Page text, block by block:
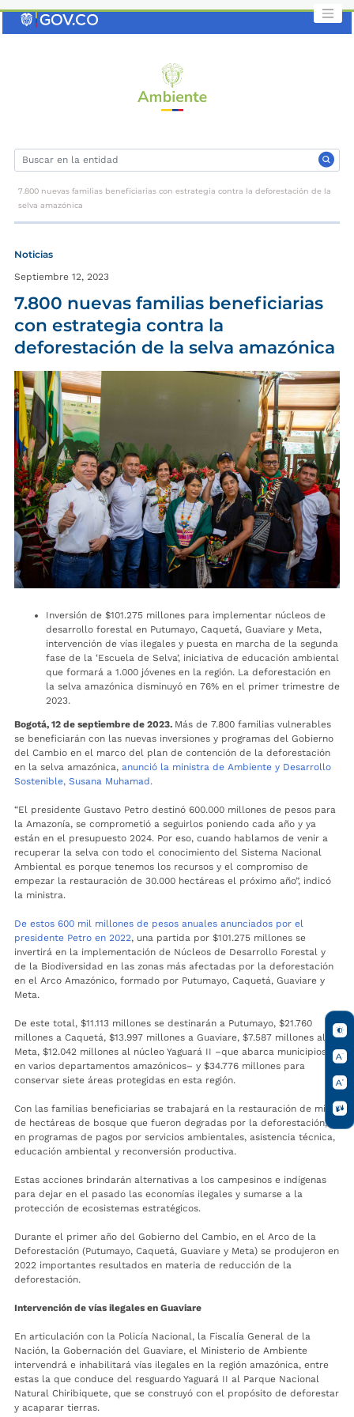
7.800 nuevas familias beneficiarias con estrategia contra la deforestación de la
selva amazónica
Noticias
Septiembre 12, 2023
7.800 nuevas familias beneficiarias
con estrategia contra la
deforestación de la selva amazónica
Inversión de $101.275 millones para implementar núcleos de
desarrollo forestal en Putumayo, Caquetá, Guaviare y Meta,
intervención de vías ilegales y puesta en marcha de la segunda
fase de la ‘Escuela de Selva’, iniciativa de educación ambiental
que formará a 1.000 jóvenes en la región. La deforestación en
la selva amazónica disminuyó en 76% en el primer trimestre de
2023.
Bogotá, 12 de septiembre de 2023. Más de 7.800 familias vulnerables
se beneficiarán con las nuevas inversiones y programas del Gobierno
del Cambio en el marco del plan de contención de la deforestación
en la selva amazónica, anunció la ministra de Ambiente y Desarrollo
Sostenible, Susana Muhamad.
“El presidente Gustavo Petro destinó 600.000 millones de pesos para
la Amazonía, se comprometió a seguirlos poniendo cada año y ya
están en el presupuesto 2024. Por eso, cuando hablamos de venir a
recuperar la selva con todo el conocimiento del Sistema Nacional
Ambiental es porque tenemos los recursos y el compromiso de
empezar la restauración de 30.000 hectáreas el próximo año”, indicó
la ministra.
De estos 600 mil millones de pesos anuales anunciados por el
presidente Petro en 2022​, una partida por $101.275 millones se
invertirá en la implementación de Núcleos de Desarrollo Forestal y
de la Biodiversidad en las zonas más afectadas por la deforestación
en el Arco Amazónico, formado por Putumayo, Caquetá, Guaviare y
Meta.
De este total, $11.113 millones se destinarán a Putumayo, $21.760
millones a Caquetá, $13.997 millones a Guaviare, $7.587 millones al
Meta, $12.042 millones al núcleo Yaguará II –que abarca municipios
en varios departamentos amazónicos– y $34.776 millones para
conservar siete áreas protegidas en esta región.
Con las familias beneficiarias se trabajará en la restauración de miles
de hectáreas de bosque que fueron degradas por la deforestación, y
en programas de pagos por servicios ambientales, asistencia técnica,
educación ambiental y reconversión productiva.
Estas acciones brindarán alternativas a los campesinos e indígenas
para dejar en el pasado las economías ilegales y sumarse a la
protección de ecosistemas estratégicos.
Durante el primer año del Gobierno del Cambio, en el Arco de la
Deforestación (Putumayo, Caquetá, Guaviare y Meta) se produjeron en
2022 importantes resultados en materia de reducción de la
deforestación.
Intervención de vías ilegales en Guaviare
En articulación con la Policía Nacional, la Fiscalía General de la
Nación, la Gobernación del Guaviare, el Ministerio de Ambiente
intervendrá e inhabilitará vías ilegales en la región amazónica, entre
estas la que conduce del resguardo Yaguará II al Parque Nacional
Natural Chiribiquete, que se construyó con el propósito de deforestar
y acaparar tierras.